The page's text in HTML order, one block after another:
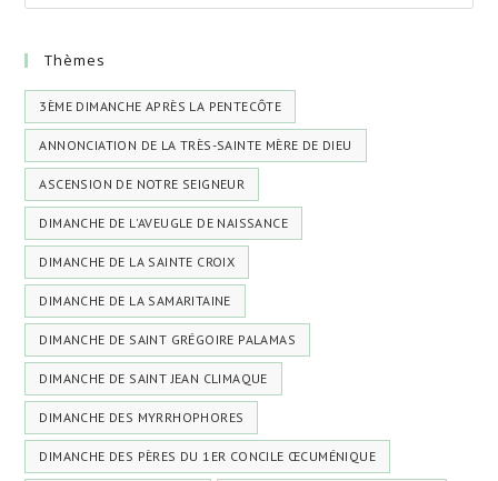
Thèmes
3ÈME DIMANCHE APRÈS LA PENTECÔTE
ANNONCIATION DE LA TRÈS-SAINTE MÈRE DE DIEU
ASCENSION DE NOTRE SEIGNEUR
DIMANCHE DE L'AVEUGLE DE NAISSANCE
DIMANCHE DE LA SAINTE CROIX
DIMANCHE DE LA SAMARITAINE
DIMANCHE DE SAINT GRÉGOIRE PALAMAS
DIMANCHE DE SAINT JEAN CLIMAQUE
DIMANCHE DES MYRRHOPHORES
DIMANCHE DES PÈRES DU 1ER CONCILE ŒCUMÉNIQUE